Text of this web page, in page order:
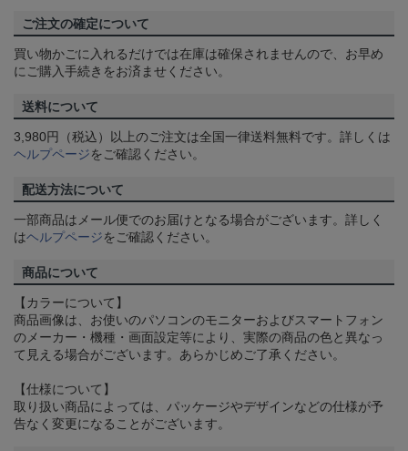
ご注文の確定について
買い物かごに入れるだけでは在庫は確保されませんので、お早め
にご購入手続きをお済ませください。
送料について
3,980円（税込）以上のご注文は全国一律送料無料です。詳しくは
ヘルプページをご確認ください。
配送方法について
一部商品はメール便でのお届けとなる場合がございます。詳しく
はヘルプページをご確認ください。
商品について
【カラーについて】
商品画像は、お使いのパソコンのモニターおよびスマートフォン
のメーカー・機種・画面設定等により、実際の商品の色と異なっ
て見える場合がございます。あらかじめご了承ください。
【仕様について】
取り扱い商品によっては、パッケージやデザインなどの仕様が予
告なく変更になることがございます。